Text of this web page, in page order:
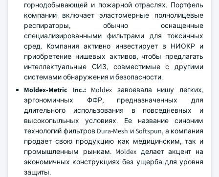
горнодобывающей и пожарной отраслях. Портфель
компании включает эластомерные полнолицевые
респираторы, обычно оснащенные
специализированными фильтрами для токсичных
сред. Компания активно инвестирует в НИОКР и
приобретение нишевых активов, чтобы предлагать
интеллектуальные СИЗ, совместимые с другими
системами обнаружения и безопасности.
Moldex-Metric Inc.:Moldex завоевала нишу легких,
эргономичных ФФР, предназначенных для
длительного использования в повседневных и
высокопыльных условиях. Ее название синоним
технологий фильтров Dura-Mesh и Softspun, а компания
продает свою продукцию как медицинским, так и
промышленным рынкам. Moldex делает акцент на
экономичных конструкциях без ущерба для уровня
защиты.